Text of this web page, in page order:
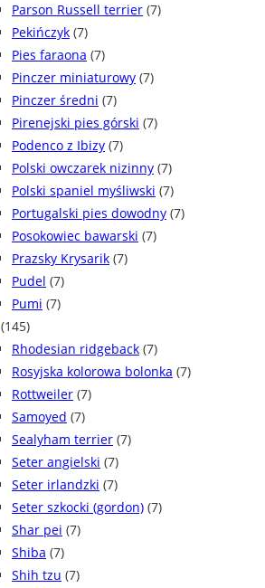
Parson Russell terrier (7)
Pekińczyk (7)
Pies faraona (7)
Pinczer miniaturowy (7)
Pinczer średni (7)
Pirenejski pies górski (7)
Podenco z Ibizy (7)
Polski owczarek nizinny (7)
Polski spaniel myśliwski (7)
Portugalski pies dowodny (7)
Posokowiec bawarski (7)
Prazsky Krysarik (7)
Pudel (7)
Pumi (7)
(145)
Rhodesian ridgeback (7)
Rosyjska kolorowa bolonka (7)
Rottweiler (7)
Samoyed (7)
Sealyham terrier (7)
Seter angielski (7)
Seter irlandzki (7)
Seter szkocki (gordon) (7)
Shar pei (7)
Shiba (7)
Shih tzu (7)